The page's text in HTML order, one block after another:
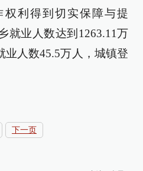
利得到切实保障与提
就业人数达到1263.11万
业人数45.5万人，城镇登
下一页